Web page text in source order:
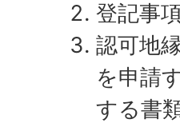
登記事
認可地
を申請
する書